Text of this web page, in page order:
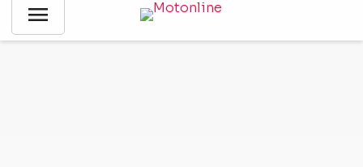
menu
Notícias
Quais são e quanto custam as motos de